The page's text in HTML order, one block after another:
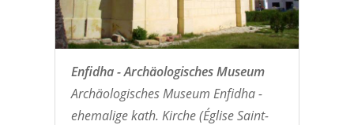
Enfidha - Archäologisches Museum
Archäologisches Museum Enfidha -
ehemalige kath. Kirche (Église Saint-